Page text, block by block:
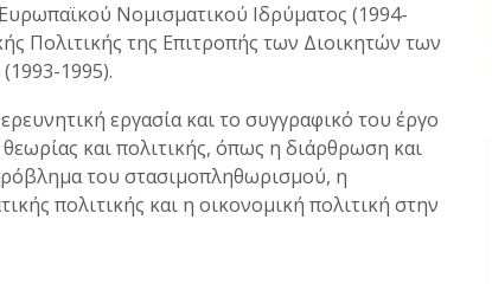
Νομισματικού Ιδρύματος (1994-
Πολιτικής της Επιτροπής των Διοικητών των
1995).
εργασία και το συγγραφικό του έργο
και πολιτικής, όπως η διάρθρωση και
του στασιμοπληθωρισμού, η
πολιτικής και η οικονομική πολιτική στην